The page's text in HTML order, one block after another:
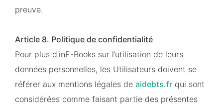
preuve.
Article 8. Politique de confidentialité
Pour plus d’inE-Books sur l’utilisation de leurs
données personnelles, les Utilisateurs doivent se
référer aux mentions légales de aidebts.fr qui sont
considérées comme faisant partie des présentes